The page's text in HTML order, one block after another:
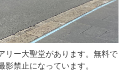
リー大聖堂があります。無料で
禁止になっています。